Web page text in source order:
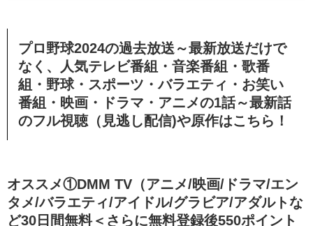
プロ野球2024の過去放送～最新放送だけで
なく、人気テレビ番組・音楽番組・歌番
組・野球・ スポーツ・バラエティ・お笑い
番組・ 映画・ドラマ・アニメの1話～最新話
のフル視聴（見逃し配信)や原作はこちら！
オススメ①DMM TV（アニメ/映画/ドラマ/エン
タメ/バラエティ/アイドル/グラビア/アダルトな
ど30日間無料＜さらに無料登録後550ポイント